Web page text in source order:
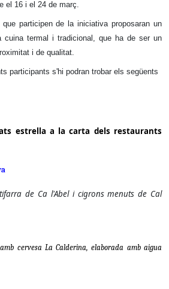
el 16 i el 24 de març.
participen de la iniciativa proposaran un
cuina termal i tradicional, que ha de ser un
i de qualitat.
participants s'hi podran trobar els següents
estrella a la carta dels restaurants
de Ca l'Abel i cigrons menuts de Cal
cervesa La Calderina, elaborada amb aigua